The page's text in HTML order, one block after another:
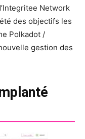
Network
des objectifs les
Polkadot /
gestion des